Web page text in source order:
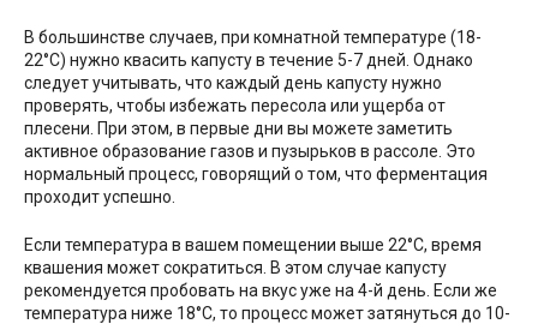
В большинстве случаев, при комнатной температуре (18-
22°С) нужно квасить капусту в течение 5-7 дней. Однако
следует учитывать, что каждый день капусту нужно
проверять, чтобы избежать пересола или ущерба от
плесени. При этом, в первые дни вы можете заметить
активное образование газов и пузырьков в рассоле. Это
нормальный процесс, говорящий о том, что ферментация
проходит успешно.
Если температура в вашем помещении выше 22°С, время
квашения может сократиться. В этом случае капусту
рекомендуется пробовать на вкус уже на 4-й день. Если же
температура ниже 18°С, то процесс может затянуться до 10-